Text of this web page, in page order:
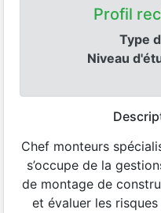
Profil
Type
Niveau
Chef monteurs
s’occupe de la
de montage de
et évaluer les